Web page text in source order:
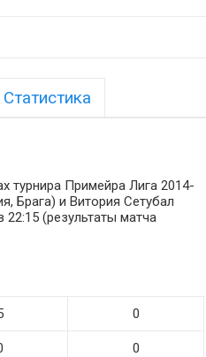
Статистика
турнира Примейра Лига 2014-
Брага) и Витория Сетубал
(результаты матча
0
0